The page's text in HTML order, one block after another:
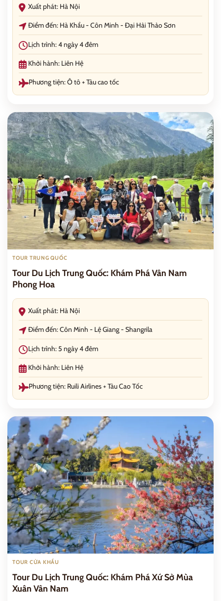
Xuất phát: Hà Nội
Điểm đến: Hà Khẩu - Côn Minh - Đại Hải Thảo Sơn
Lịch trình: 4 ngày 4 đêm
Khởi hành: Liên Hệ
Phương tiện: Ô tô + Tàu cao tốc
TOUR TRUNG QUỐC
Tour Du Lịch Trung Quốc: Khám Phá Vân Nam
Phong Hoa
Xuất phát: Hà Nội
Điểm đến: Côn Minh - Lệ Giang - Shangrila
Lịch trình: 5 ngày 4 đêm
Khởi hành: Liên Hệ
Phương tiện: Ruili Airlines + Tàu Cao Tốc
TOUR CỬA KHẨU
Tour Du Lịch Trung Quốc: Khám Phá Xứ Sở Mùa
Xuân Vân Nam